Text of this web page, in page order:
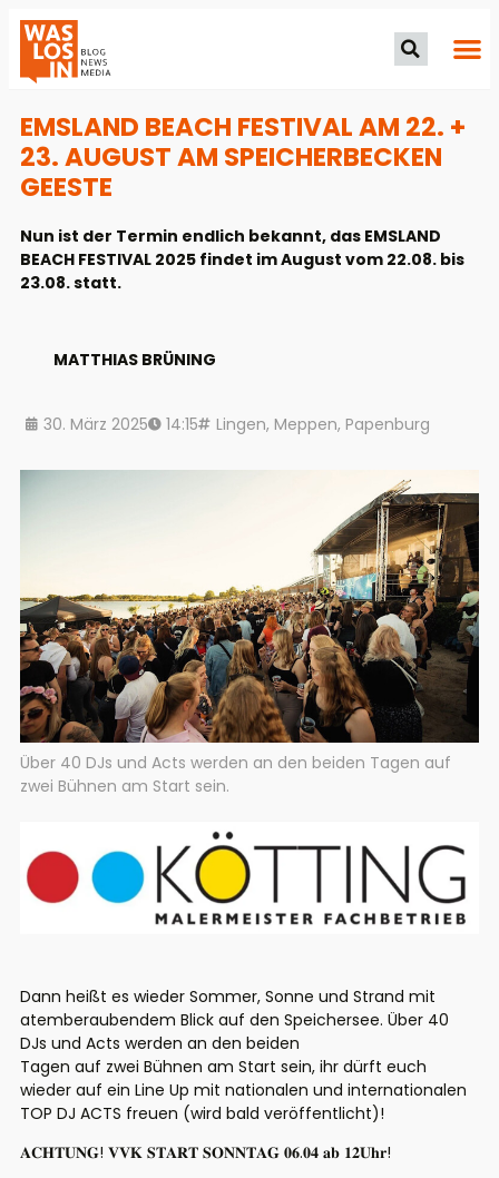
EMSLAND BEACH FESTIVAL AM 22. +
23. AUGUST AM SPEICHERBECKEN
GEESTE
Nun ist der Termin endlich bekannt, das EMSLAND
BEACH FESTIVAL 2025 findet im August vom 22.08. bis
23.08. statt.
MATTHIAS BRÜNING
30. März 2025 14:15 Lingen, Meppen, Papenburg
Über 40 DJs und Acts werden an den beiden Tagen auf
zwei Bühnen am Start sein.
Dann heißt es wieder Sommer, Sonne und Strand mit
atemberaubendem Blick auf den Speichersee. Über 40
DJs und Acts werden an den beiden
Tagen auf zwei Bühnen am Start sein, ihr dürft euch
wieder auf ein Line Up mit nationalen und internationalen
TOP DJ ACTS freuen (wird bald veröffentlicht)!
𝐀𝐂𝐇𝐓𝐔𝐍𝐆! 𝐕𝐕𝐊 𝐒𝐓𝐀𝐑𝐓 𝐒𝐎𝐍𝐍𝐓𝐀𝐆 𝟎𝟔.𝟎𝟒 𝐚𝐛 𝟏𝟐𝐔𝐡𝐫!